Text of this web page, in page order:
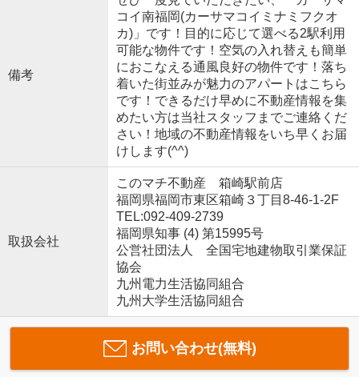
備考
コイ南福岡(カーサマコイミナミフクオ
カ)」です！目的に応じて選べる2駅利用
可能な物件です！空気の入れ替えも簡単
におこなえる通風良好の物件です！落ち
着いた街並みが魅力のアパートはこちら
です！できるだけ早めに不動産情報を集
めたい方は当社スタッフまでご連絡くだ
さい！地域の不動産情報をいち早くお届
けします(^^)
取扱会社
このマチ不動産 箱崎駅前店
福岡県福岡市東区箱崎３丁目8-46-1-2F
TEL:092-409-2739
福岡県知事 (4) 第15995号
公営社団法人 全国宅地建物取引業保証
協会
九州電力生活協同組合
九州大学生活協同組合
お問い合わせ(無料)